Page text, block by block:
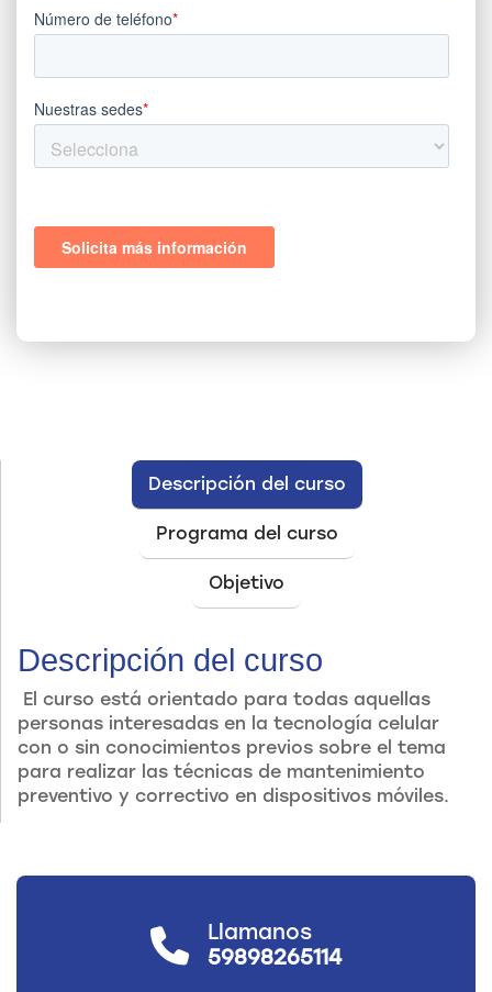
Descripción del curso
Programa del curso
Objetivo
Descripción del curso
El curso está orientado para todas aquellas
personas interesadas en la tecnología celular
con o sin conocimientos previos sobre el tema
para realizar las técnicas de mantenimiento
preventivo y correctivo en dispositivos móviles.
Llamanos
59898265114